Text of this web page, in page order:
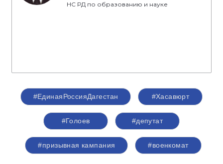
НС РД по образованию и науке
#ЕдинаяРоссияДагестан #Хасавюрт
#Голоев #депутат
#призывная кампания #военкомат